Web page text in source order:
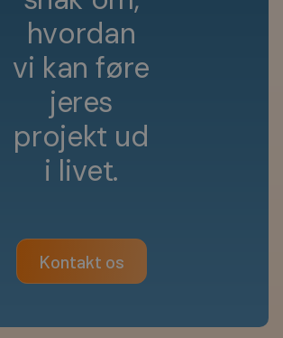
hvordan
vi kan føre
jeres
projekt ud
i livet.
Kontakt os